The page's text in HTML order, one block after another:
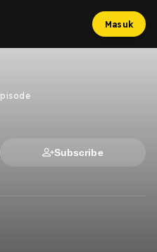
Masuk
Subscribe